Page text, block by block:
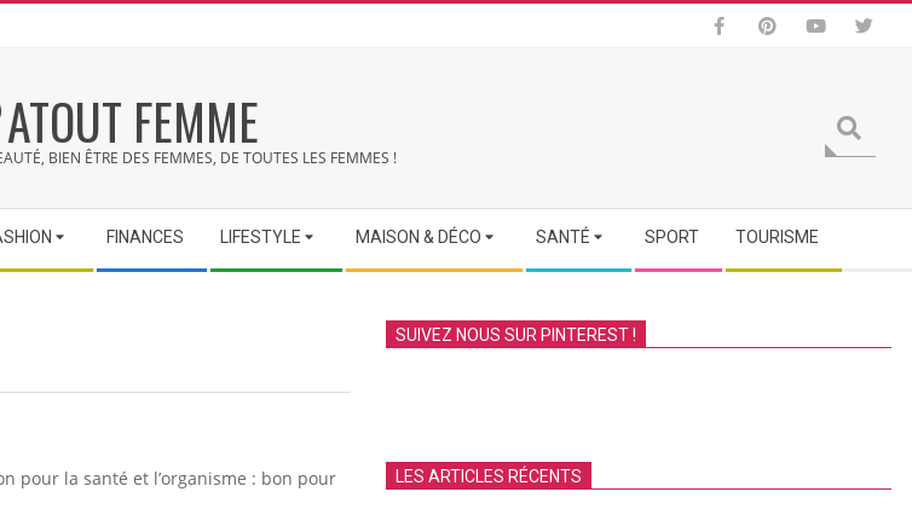
ATOUT FEMME
BIEN ÊTRE DES FEMMES, DE TOUTES LES FEMMES !
FINANCES LIFESTYLE MAISON & DÉCO SANTÉ SPORT TOURISME
pour la santé et l’organisme : bon pour
SUIVEZ NOUS SUR PINTEREST !
LES ARTICLES RÉCENTS